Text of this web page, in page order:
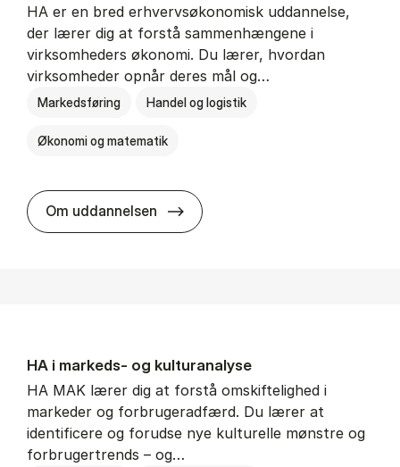
HA er en bred erhvervsøkonomisk uddannelse,
der lærer dig at forstå sammenhængene i
virksomheders økonomi. Du lærer, hvordan
virksomheder opnår deres mål og…
Markedsføring Handel og logistik
Økonomi og matematik
Om uddannelsen HA al­men erhvervs­økonomi
HA i mar­keds- og kul­tu­r­a­na­ly­se
HA MAK lærer dig at forstå omskiftelighed i
markeder og forbrugeradfærd. Du lærer at
identificere og forudse nye kulturelle mønstre og
forbrugertrends – og…